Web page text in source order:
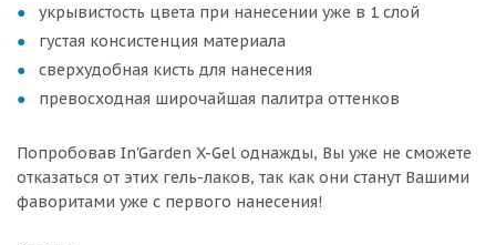
укрывистость цвета при нанесении уже в 1 слой
густая консистенция материала
сверхудобная кисть для нанесения
превосходная широчайшая палитра оттенков
Попробовав In'Garden X-Gel однажды, Вы уже не сможете
отказаться от этих гель-лаков, так как они станут Вашими
фаворитами уже с первого нанесения!